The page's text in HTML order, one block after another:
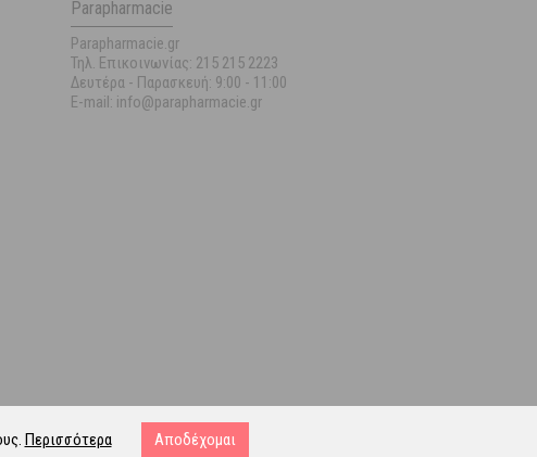
Περισσότερα Αποδέχομαι
Parapharmacie
Parapharmacie.gr
Τηλ. Επικοινωνίας: 215 215 2223
Δευτέρα - Παρασκευή: 9:00 - 11:00
E-mail: info@parapharmacie.gr
Plushost.gr